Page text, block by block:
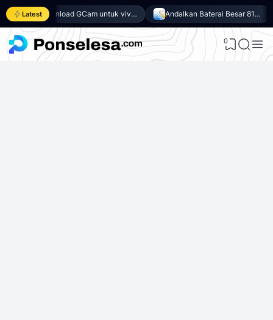
Latest Download GCam untuk vivo Y500 (GCam APK 9.6 & LMC 8.4) Andalkan Baterai Besar 8100mAh dan SoC Unisoc T7300, Ini dia 10 Keunggulan vivo Y500 4G
0